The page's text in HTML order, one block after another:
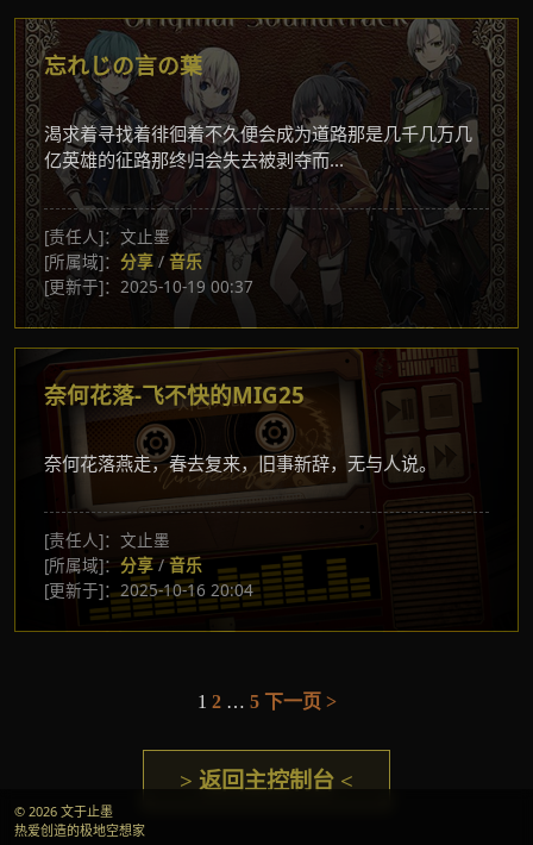
忘れじの言の葉
渴求着寻找着徘徊着不久便会成为道路那是几千几万几
亿英雄的征路那终归会失去被剥夺而...
[责任人]：文止墨
[所属域]： 分享 / 音乐
[更新于]：2025-10-19 00:37
奈何花落-飞不快的MIG25
奈何花落燕走，春去复来，旧事新辞，无与人说。
[责任人]：文止墨
[所属域]： 分享/音乐
[更新于]：2025-10-16 20:04
页
1 2 … 5 下一页 >
> 返回主控制台 <
© 2026 文于止墨
热爱创造的极地空想家